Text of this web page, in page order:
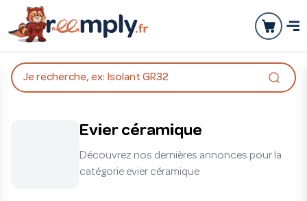
Je recherche, ex: Isolant GR32
Evier céramique
Découvrez nos dernières annonces pour la
catégorie evier céramique